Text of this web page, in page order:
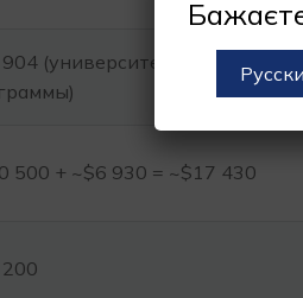
(университетские
500 + ~$6 930 = ~$17 430